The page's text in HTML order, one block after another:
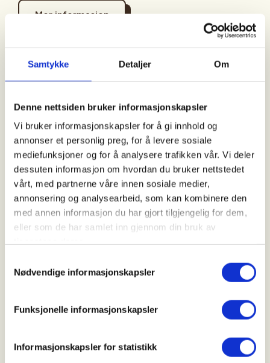
Samtykke Detaljer Om
Denne nettsiden bruker informasjonskapsler
Vi bruker informasjonskapsler for å gi innhold og
annonser et personlig preg, for å levere sosiale
mediefunksjoner og for å analysere trafikken vår. Vi deler
dessuten informasjon om hvordan du bruker nettstedet
vårt, med partnerne våre innen sosiale medier,
annonsering og analysearbeid, som kan kombinere den
med annen informasjon du har gjort tilgjengelig for dem,
eller som de har samlet inn gjennom din bruk av
Nødvendige informasjonskapsler
Funksjonelle informasjonskapsler
Informasjonskapsler for statistikk
Mer informasjon
Sandefjord
Tid
25. Oct 2026
Kl. 07.00 - 16.00
Arrangør
Andebu JFF
Kontaktperson
https://99697766